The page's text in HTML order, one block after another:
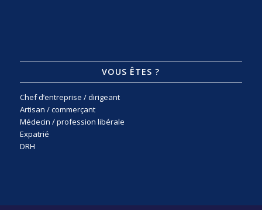
VOUS ÊTES ?
Chef d’entreprise / dirigeant
Artisan / commerçant
Médecin / profession libérale
Expatrié
DRH